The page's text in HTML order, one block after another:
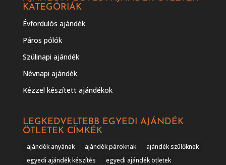
KATEGÓRIÁK
Évfordulós ajándék
Páros pólók
Szülinapi ajándék
Névnapi ajándék
Kézzel készített ajándékok
LEGKEDVELTEBB EGYEDI AJÁNDÉK
ÖTLETEK CÍMKÉK
ajándék anyának ajándék pároknak
ajándék szülőknek
egyedi ajándék készítés
egyedi ajándék ötletek